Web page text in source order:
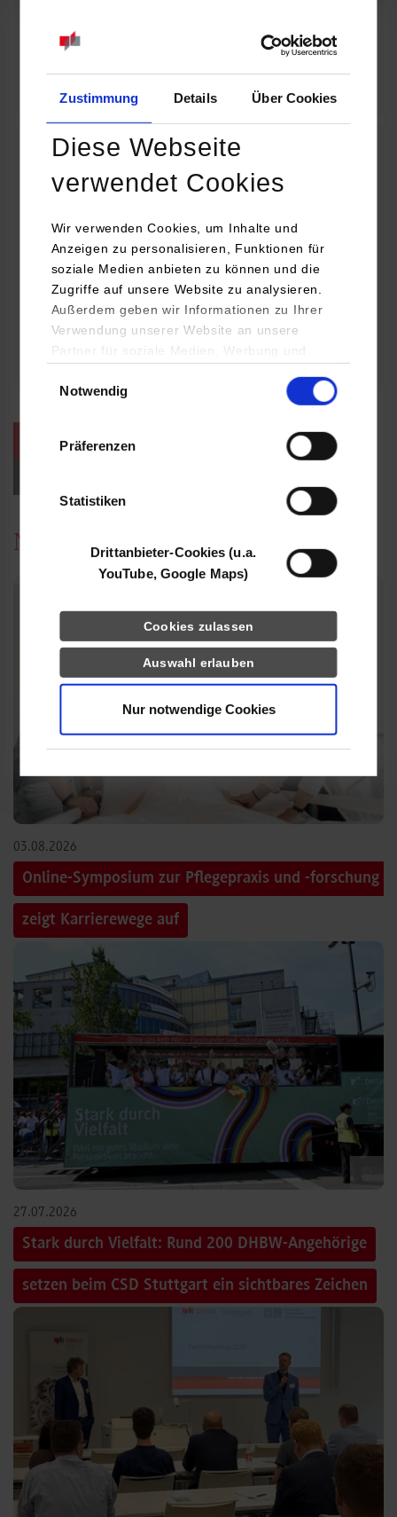
Zustimmung Details Über Cookies
Diese Webseite
verwendet Cookies
Wir verwenden Cookies, um Inhalte und
Anzeigen zu personalisieren, Funktionen für
soziale Medien anbieten zu können und die
Zugriffe auf unsere Website zu analysieren.
Außerdem geben wir Informationen zu Ihrer
Verwendung unserer Website an unsere
Partner für soziale Medien, Werbung und
YouTube, Google Maps) führen diese
Daten zusammen, die Sie ihnen bereitgestellt
haben oder die sie im Rahmen Ihrer Nutzung
Notwendig
Präferenzen
Statistiken
Drittanbieter-Cookies (u.a.
YouTube, Google Maps)
Cookies zulassen
Auswahl erlauben
Nur notwendige Cookies
Online INDIS-Infoveranstaltung für Studierende
Zum Event
Technologietag: Clean Urban Transportation –
nachhaltige Mobilität im (sub)urbanen Umfeld
16.09.2026 - 17.09.2026
Im Mittelpunkt stehen elektrische Antriebe, moderne
Batterietechnologien und innovative Fahrzeugkonzepte für
nachhaltige Mobilität in Stadt und…
weitere Veranstaltungen / Termine
News
03.08.2026
Online-Symposium zur Pflegepraxis und -forschung
zeigt Karrierewege auf
27.07.2026
Stark durch Vielfalt: Rund 200 DHBW-Angehörige
setzen beim CSD Stuttgart ein sichtbares Zeichen